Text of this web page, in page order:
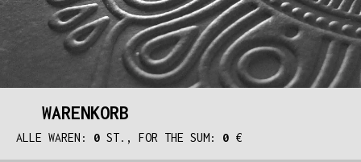
WARENKORB
ALLE WAREN: 0 ST., FOR THE SUM: 0 €